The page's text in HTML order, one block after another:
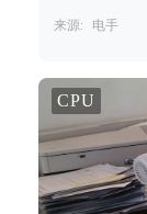
来源: 电手
CPU